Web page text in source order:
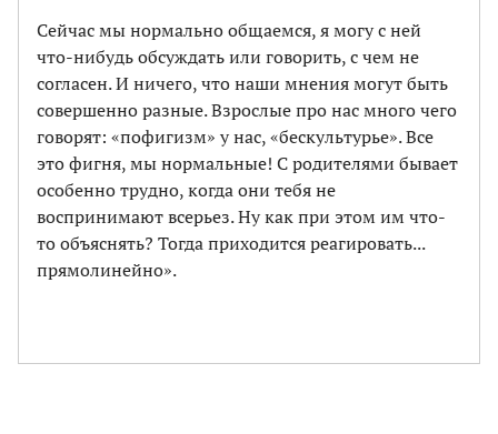
Сейчас мы нормально общаемся, я могу с ней
что-нибудь обсуждать или говорить, с чем не
согласен. И ничего, что наши мнения могут быть
совершенно разные. Взрослые про нас много чего
говорят: «пофигизм» у нас, «бескультурье». Все
это фигня, мы нормальные! С родителями бывает
особенно трудно, когда они тебя не
воспринимают всерьез. Ну как при этом им что-
то объяснять? Тогда приходится реагировать...
прямолинейно».